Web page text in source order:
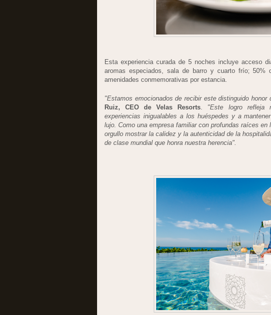
Esta experiencia curada de 5 noches incluye acceso
aromas especiados, sala de barro y cuarto frío; 50%
amenidades conmemorativas por estancia.
"Estamos emocionados de recibir este distinguido honor
Ruiz, CEO de Velas Resorts
"Este logro refleja
experiencias inigualables a los huéspedes y a
lujo. Como una empresa familiar con profundas raíces en
orgullo mostrar la calidez y la autenticidad de la
de clase mundial que honra nuestra herencia".